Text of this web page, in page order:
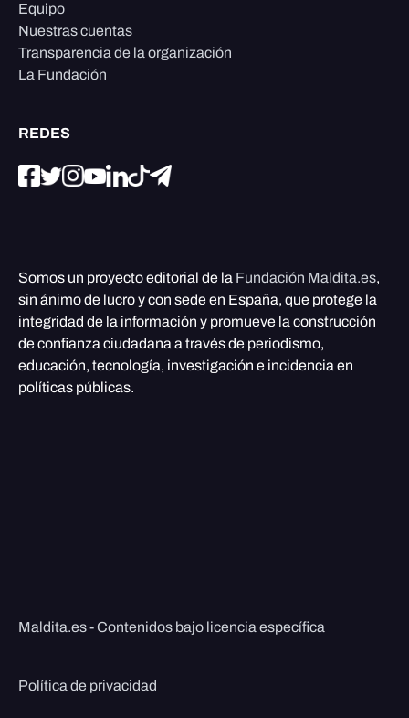
Equipo
Nuestras cuentas
Transparencia de la organización
La Fundación
REDES
Somos un proyecto editorial de la Fundación Maldita.es,
sin ánimo de lucro y con sede en España, que protege la
integridad de la información y promueve la construcción
de confianza ciudadana a través de periodismo,
educación, tecnología, investigación e incidencia en
políticas públicas.
Maldita.es - Contenidos bajo licencia específica
Política de privacidad